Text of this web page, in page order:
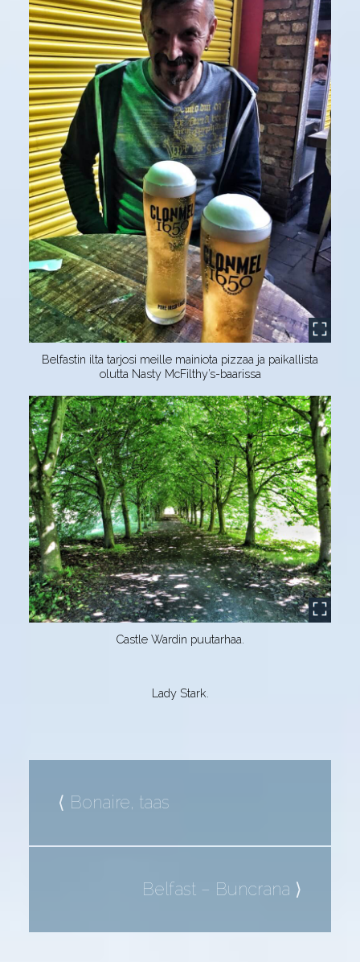
Belfastin ilta tarjosi meille mainiota pizzaa ja paikallista
olutta Nasty McFilthy’s-baarissa
Castle Wardin puutarhaa.
Lady Stark.
Bonaire, taas
Belfast – Buncrana